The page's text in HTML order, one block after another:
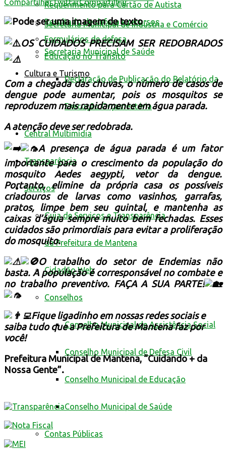
Requerimento para Cartão de Autista
Resultado de defesa e recursos
Formulários de defesa
Educação no Trânsito
Cultura e Turismo
Secretaria Municipal de Indústria e Comércio
Secretaria Municipal de Saúde
Declaração de Publicação do Relatório da
Execução Orçamentária
Central Multimídia
Transparência
Serviços
Guia de Serviços e Transparência
da Prefeitura de Mantena
Cidadão Web
Conselhos
Conselho Municipal de Assistência Social
Conselho Municipal de Defesa Civil
Conselho Municipal de Educação
Conselho Municipal de Saúde
Contas Públicas
CompartilharTwittarCompartilhar
OS CUIDADOS PRECISAM SER REDOBRADOS
Com a chegada das chuvas, o número de casos de
dengue pode aumentar, pois os mosquitos se
reproduzem mais rapidamente em água parada.
A atenção deve ser redobrada.
A presença de água parada é um fator
importante para o crescimento da população do
mosquito Aedes aegypti, vetor da dengue.
Portanto, elimine da própria casa os possíveis
criadouros de larvas como vasinhos, garrafas,
pratos, limpe bem seu quintal, e mantenha as
caixas d’água sempre muito bem fechadas. Esses
cuidados são primordiais para evitar a proliferação
do mosquito.
O trabalho do setor de Endemias não
basta. A população é corresponsável no combate e
no trabalho preventivo. FAÇA A SUA PARTE!
Fique ligadinho em nossas redes sociais e
saiba tudo que a Prefeitura de Mantena faz por
você!
Prefeitura Municipal de Mantena, “Cuidando + da
Nossa Gente”.